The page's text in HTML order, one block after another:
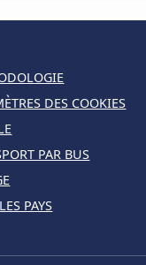
DES COOKIES
PAR BUS
PAYS